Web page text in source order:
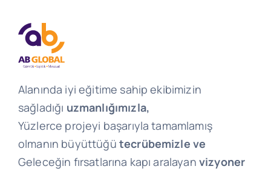
Alanında iyi eğitime sahip ekibimizin
sağladığı uzmanlığımızla,
Yüzlerce projeyi başarıyla tamamlamış
olmanın büyüttüğü tecrübemizle ve
Geleceğin fırsatlarına kapı aralayan vizyoner